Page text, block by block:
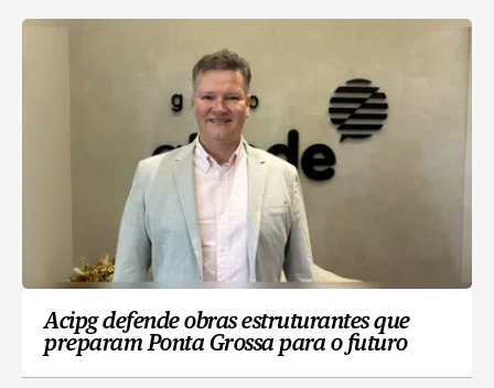
Acipg defende obras estruturantes que
preparam Ponta Grossa para o futuro